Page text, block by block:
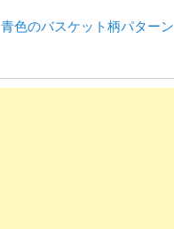
青色のバスケット柄パターン